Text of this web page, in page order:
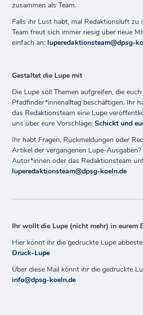
zusammen als Team.
Falls ihr Lust habt, mal Redaktionsluft zu
Team freut sich immer riesig über neue
einfach an: luperedaktionsteam@dpsg-
Gestaltet die Lupe mit
Die Lupe soll Themen aufgreifen, die
Pfadfinder*innenalltag beschäftigen. Ihr
das Redaktionsteam eine Lupe
uns über eure Vorschläge: Schickt und
Ihr habt Fragen, Rückmeldungen oder
Artikel der vergangenen Lupe-
Autor*innen oder das Redaktionsteam
luperedaktionsteam@dpsg-koeln.de
Ihr wollt die Lupe (nicht mehr) in eurem
Hier könnt ihr die gedruckte Lupe
Druck-Lupe
Über diese Mail könnt ihr die gedruckte
info@dpsg-koeln.de